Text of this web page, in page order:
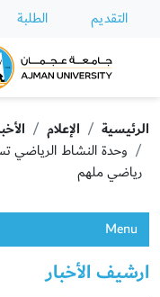
التقديم الطلبة
University
الرئيسية الإعلام
وحدة النشاط الرياضي
رياضي ملهم
Menu
ارشيف الأخبار